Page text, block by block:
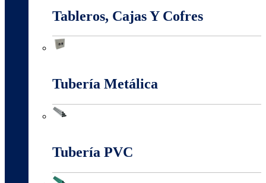
Tableros, Cajas Y Cofres
Tubería Metálica
Tubería PVC